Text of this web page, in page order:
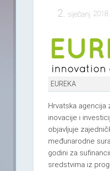
2. siječanj 2018.
EUREKA
Hrvatska agencija
inovacije i
objavljuje
međunarodne
godini za
sredstvima iz